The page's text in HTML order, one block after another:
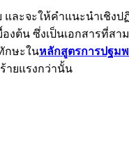
จะให้คำแนะนำเชิงป
ต้น ซึ่งเป็นเอกสารที่
กษะในหลักสูตรการปฐม
ายแรงกว่านั้น